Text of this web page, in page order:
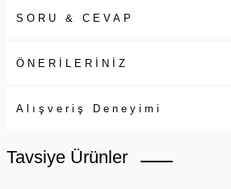
SORU & CEVAP
ÖNERİLERİNİZ
Alışveriş Deneyimi
Tavsiye Ürünler